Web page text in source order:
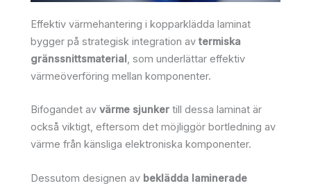
Effektiv värmehantering i kopparklädda laminat
bygger på strategisk integration av termiska
gränssnittsmaterial, som underlättar effektiv
värmeöverföring mellan komponenter.
Bifogandet av värme sjunker till dessa laminat är
också viktigt, eftersom det möjliggör bortledning av
värme från känsliga elektroniska komponenter.
Dessutom designen av beklädda laminerade